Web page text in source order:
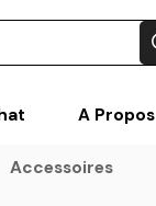
A Propos
Accessoires